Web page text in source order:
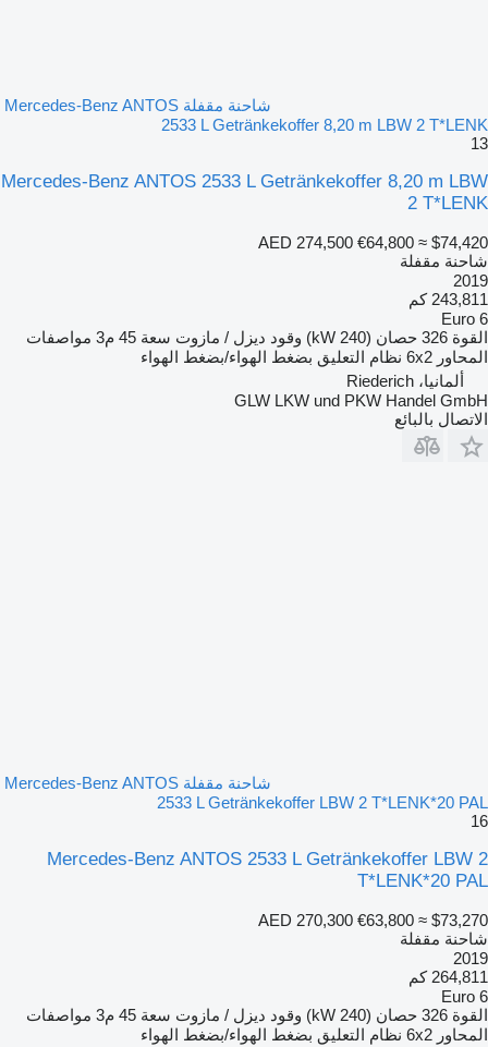
شاحنة مقفلة Mercedes-Benz ANTOS
2533 L Getränkekoffer 8,20 m LBW 2 T*LENK
13
Mercedes-Benz ANTOS 2533 L Getränkekoffer 8,20 m LBW
2 T*LENK
AED 274,500 €64,800 ≈ $74,420
شاحنة مقفلة
2019
243,811 كم
Euro 6
القوة 326 حصان (240 kW) وقود ديزل / مازوت سعة 45 م3
مواصفات
المحاور 6x2 نظام التعليق بضغط الهواء/بضغط الهواء
ألمانيا، Riederich
GLW LKW und PKW Handel GmbH
الاتصال بالبائع
شاحنة مقفلة Mercedes-Benz ANTOS
2533 L Getränkekoffer LBW 2 T*LENK*20 PAL
16
Mercedes-Benz ANTOS 2533 L Getränkekoffer LBW 2
T*LENK*20 PAL
AED 270,300 €63,800 ≈ $73,270
شاحنة مقفلة
2019
264,811 كم
Euro 6
القوة 326 حصان (240 kW) وقود ديزل / مازوت سعة 45 م3
مواصفات
المحاور 6x2 نظام التعليق بضغط الهواء/بضغط الهواء